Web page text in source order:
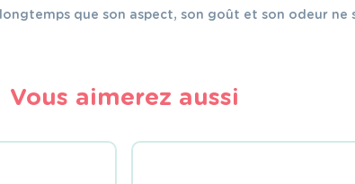
que son aspect, son goût et son odeur ne
Vous aimerez aussi